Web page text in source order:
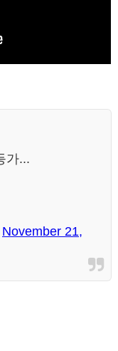
가...
November 21,